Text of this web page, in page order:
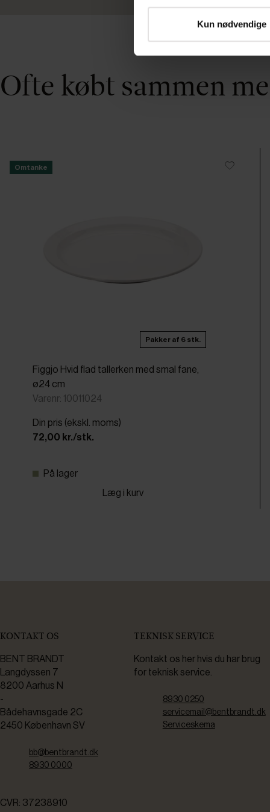
Kun nødvendige
Ofte købt sammen
Omtanke
Pakker af 6 stk.
Figgjo Hvid flad tallerken med smal fane,
ø24 cm
Varenr: 10011024
Din pris (ekskl. moms)
72,00 kr./stk.
På lager
Læg i kurv
KONTAKT OS
BENT BRANDT
Langdyssen 7
8200 Aarhus N
-
Bådehavnsgade 2C
2450 København SV
bb@bentbrandt.dk
8930 0000
CVR: 37238910
TEKNISK SERVICE
Kontakt os her hvis du har brug
for teknisk service.
8930 0250
servicemail@bentbrandt.dk
Serviceskema